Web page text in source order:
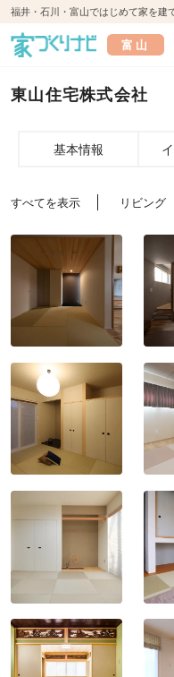
福井・石川・富山ではじめて家を建
富山
東山住宅株式会社
基本情報
すべてを表示 リビング